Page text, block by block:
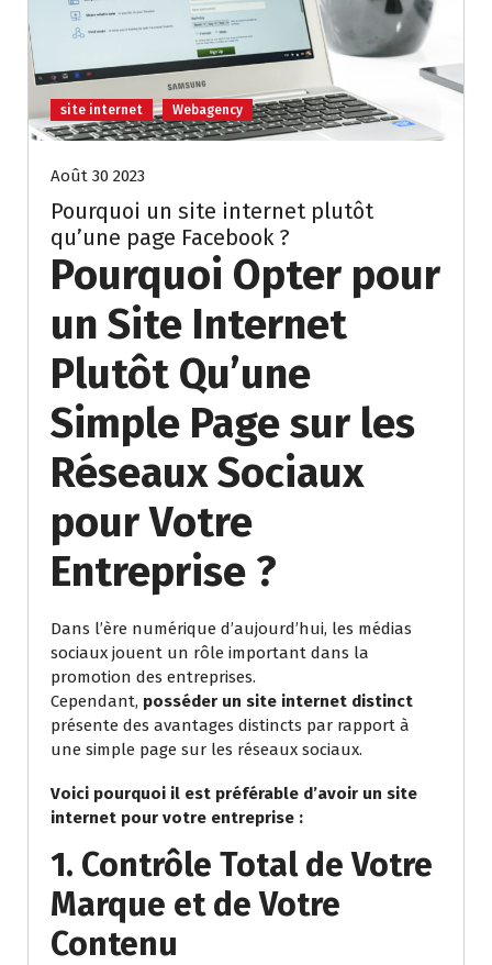
site internet Webagency
Août 30 2023
Pourquoi un site internet plutôt
qu’une page Facebook ?
Pourquoi Opter pour
un Site Internet
Plutôt Qu’une
Simple Page sur les
Réseaux Sociaux
pour Votre
Entreprise ?
Dans l’ère numérique d’aujourd’hui, les médias
sociaux jouent un rôle important dans la
promotion des entreprises.
Cependant, posséder un site internet distinct
présente des avantages distincts par rapport à
une simple page sur les réseaux sociaux.
Voici pourquoi il est préférable d’avoir un site
internet pour votre entreprise :
1. Contrôle Total de Votre
Marque et de Votre
Contenu